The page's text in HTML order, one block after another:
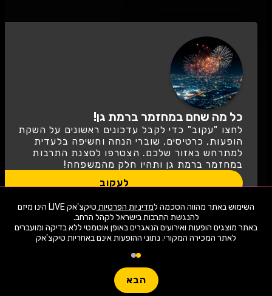
השימוש באתר מהווה הסכמה למדיניות הפרטיות
טיקצ'אק LIVE הינו מיזם
באתר מוצגים הופעות ואירועים הנאגרים באופן אוטמטי ללא בדיקה ומועברים
לאתר המכירה המקורי. נתוני ההופעות אינם באחריות טיקצ'אק
הבא
חפשו הופעה
כל מה שחם במחזמר ברמת גן!
לחצו "עקוב" כדי לקבל עדכונים ראשונים על השקת
הופעות, כרטיסים, שוברי הנחה וחשיפה בלעדית
למתרחש באזור שלכם. הצטרפו לסצנת התרבות
במחזמר ברמת גן ותהיו חלק מהמשפחה!
לעקוב
שימו -💓- נתוני ההופעות המוצגים עודכנו על ידי בינה מלאכותית מאתר המכירה
המקורי. יתכנו טעויות ושינויים.
טיקצ'אק LIVE לא מוכרת כרטיסים למופע זה ולא לוקחת אחריות על
יש לבדוק היטב באתר המכירה בפועל לפני הרכישה!
פופולריים השבוע